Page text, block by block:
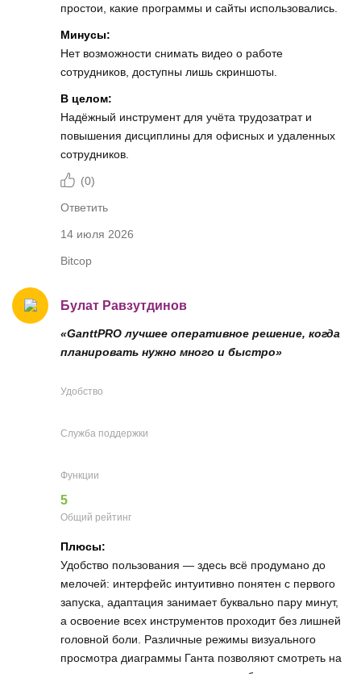
простои, какие программы и сайты использовались.
Минусы:
Нет возможности снимать видео о работе
сотрудников, доступны лишь скриншоты.
В целом:
Надёжный инструмент для учёта трудозатрат и
повышения дисциплины для офисных и удаленных
сотрудников.
(0)
Ответить
14 июля 2026
Bitcop
Булат Равзутдинов
«GanttPRO лучшее оперативное решение, когда
планировать нужно много и быстро»
Удобство
Служба поддержки
Функции
5
Общий рейтинг
Плюсы:
Удобство пользования — здесь всё продумано до
мелочей: интерфейс интуитивно понятен с первого
запуска, адаптация занимает буквально пару минут,
а освоение всех инструментов проходит без лишней
головной боли. Различные режимы визуального
просмотра диаграммы Ганта позволяют смотреть на